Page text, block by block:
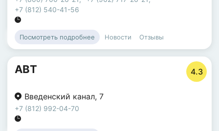
+7 (812) 540-41-56
Посмотреть подробнее Новости Отзывы
АВТ 4.3
Введенский канал, 7
+7 (812) 992-04-70